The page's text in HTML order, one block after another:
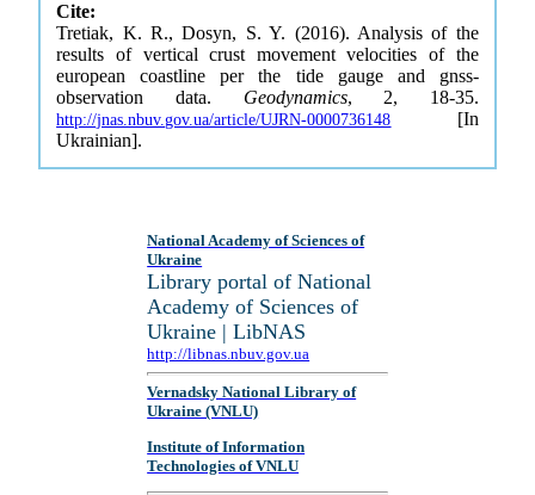
Cite:
Tretiak, K. R., Dosyn, S. Y. (2016). Analysis of the
results of vertical crust movement velocities of the
european coastline per the tide gauge and gnss-
observation data. Geodynamics, 2, 18-35.
http://jnas.nbuv.gov.ua/article/UJRN-0000736148 [In
Ukrainian].
National Academy of Sciences of
Ukraine
Library portal of National
Academy of Sciences of
Ukraine | LibNAS
http://libnas.nbuv.gov.ua
Vernadsky National Library of
Ukraine (VNLU)
Institute of Information
Technologies of VNLU